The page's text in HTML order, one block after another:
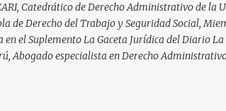
Catedrático de Derecho Administrativo de la
de Derecho del Trabajo y Seguridad Social,
el Suplemento La Gaceta Jurídica del Diario
Abogado especialista en Derecho